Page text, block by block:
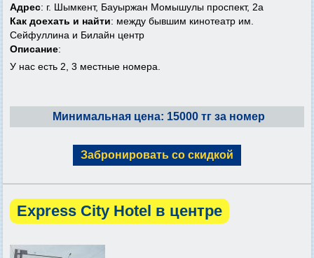
Адрес: г. Шымкент, Бауыржан Момышулы проспект, 2а
Как доехать и найти: между бывшим кинотеатр им.
Сейфуллина и Билайн центр
Описание:
У нас есть 2, 3 местные номера.
Минимальная цена: 15000 тг за номер
Забронировать со скидкой
Express City Hotel в центре